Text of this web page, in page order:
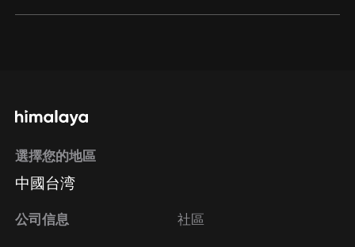
方法 Google Play取消訂閱方法
選擇您的地區
中國台湾
公司信息 社區